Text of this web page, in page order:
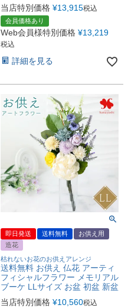
当店特別価格 ¥13,915税込
会員価格あり
Web会員様特別価格 ¥13,219
税込
詳細を見る
即日発送 送料無料
お供え用
造花
枯れないお花のお供えアレンジ
送料無料 お供え 仏花 アーティ
フィシャルフラワー メモリアル
ブーケ LLサイズ お盆 初盆 新盆
当店特別価格 ¥10,560税込